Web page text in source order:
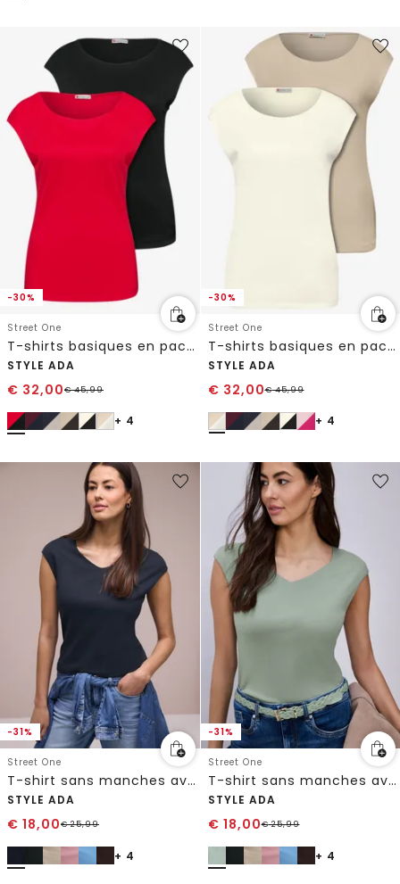
-30%
Street One
T-shirts basiques en pack de 2
STYLE ADA
€ 32,00€45,99
+ 4
-30%
Street One
T-shirts basiques en pack de 2
STYLE ADA
€ 32,00€45,99
+ 4
-31%
Street One
T-shirt sans manches avec encolure en diamant
STYLE ADA
€ 18,00€25,99
+ 4
-31%
Street One
T-shirt sans manches avec encolure en diamant
STYLE ADA
€ 18,00€25,99
+ 4